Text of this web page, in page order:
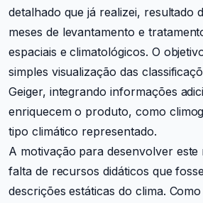
detalhado que já realizei, resultado
meses de levantamento e
espaciais e climatológicos. O
simples visualização das
Geiger, integrando informações
enriquecem o produto, como
tipo climático representado.
A motivação para desenvolver este
falta de recursos didáticos que
descrições estáticas do clima.